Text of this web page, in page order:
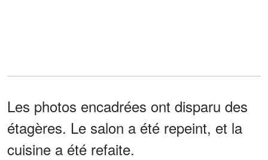
Les photos encadrées ont disparu des
étagères. Le salon a été repeint, et la
cuisine a été refaite.